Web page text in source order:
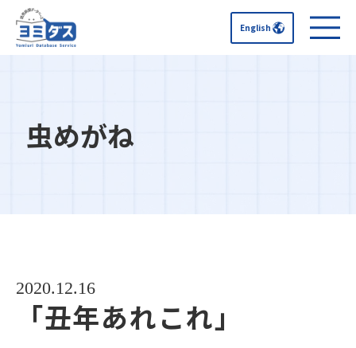
English
虫めがね
2020.12.16
「丑年あれこれ」